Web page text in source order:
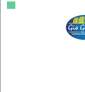
▀